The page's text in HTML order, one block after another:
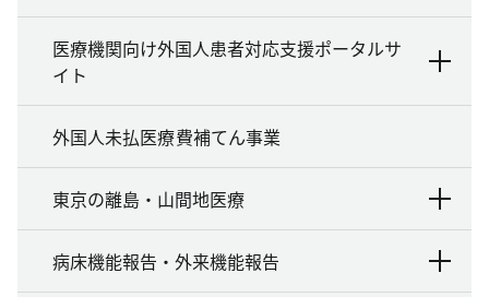
医療機関向け外国人患者対応支援ポータルサ
イト
外国人未払医療費補てん事業
東京の離島・山間地医療
病床機能報告・外来機能報告